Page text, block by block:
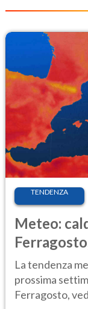
TENDENZA
Meteo:
Ecco dove
La tendenza
prossima
Ferragosto,